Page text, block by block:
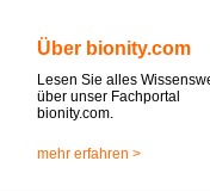
Über bionity.com
Lesen Sie alles
über unser Fachportal
bionity.com.
mehr erfahren >